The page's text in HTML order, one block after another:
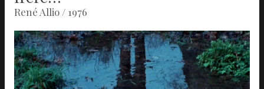
René Allio / 1976